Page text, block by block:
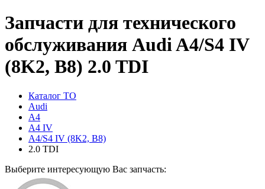
Запчасти для технического
обслуживания Audi A4/S4 IV
(8K2, B8) 2.0 TDI
Каталог ТО
Audi
A4
A4 IV
A4/S4 IV (8K2, B8)
2.0 TDI
Выберите интересующую Вас запчасть: